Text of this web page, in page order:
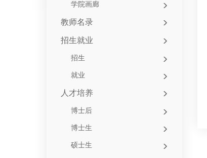
学院画廊
教师名录
招生就业
招生
就业
人才培养
博士后
博士生
硕士生